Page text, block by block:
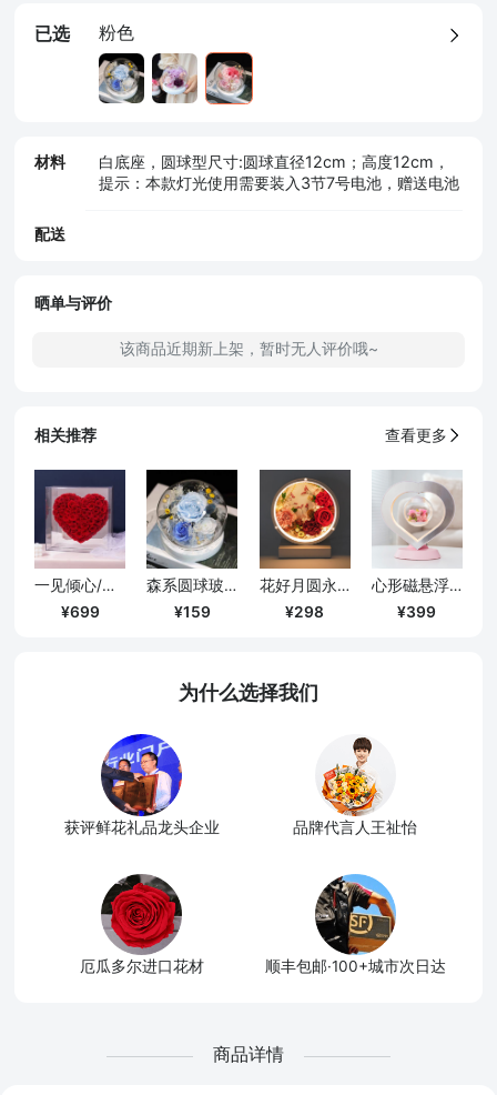
已选 粉色
材料
白底座，圆球型尺寸:圆球直径12cm；高度12cm，
提示：本款灯光使用需要装入3节7号电池，赠送电池
配送
晒单与评价
该商品近期新上架，暂时无人评价哦~
相关推荐 查看更多
一见倾心/镜面爱心永生花礼盒-挚爱红
699
森系圆球玻璃罩带灯款摆件/蓝色
159
花好月圆永生花台灯/送长辈老师定制款
298
心形磁悬浮永生花夜灯/带音箱款
399
为什么选择我们
获评鲜花礼品龙头企业 品牌代言人王祉怡
厄瓜多尔进口花材 顺丰包邮·100+城市次日达
商品详情